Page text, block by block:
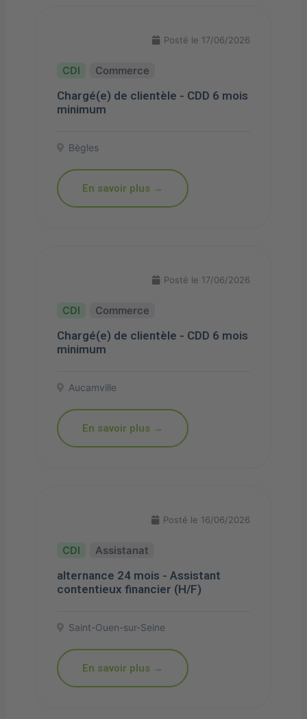
Posté le 17/06/2026
Commerce
Chargé(e) de clientèle - CDD 6 mois
minimum
Bègles
En savoir plus →
Posté le 17/06/2026
Commerce
Chargé(e) de clientèle - CDD 6 mois
minimum
Aucamville
En savoir plus →
Posté le 16/06/2026
Assistanat
alternance 24 mois - Assistant
contentieux financier (H/F)
Saint-Ouen-sur-Seine
En savoir plus →